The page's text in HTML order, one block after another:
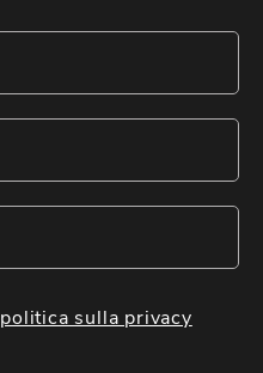
politica sulla privacy